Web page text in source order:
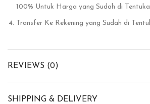
100% Untuk Harga yang Sudah di
Transfer Ke Rekening yang Sudah di
REVIEWS (0)
SHIPPING & DELIVERY